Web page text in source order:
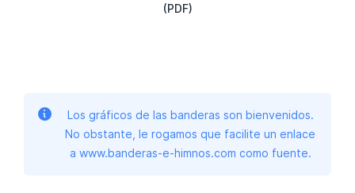
(PDF)
Los gráficos de las banderas son bienvenidos.
No obstante, le rogamos que facilite un enlace
a www.banderas-e-himnos.com como fuente.